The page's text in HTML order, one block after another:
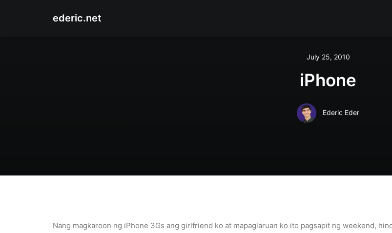
ederic.net
July 25, 2010
iPhone
Ederic Eder
Nang magkaroon ng iPhone 3Gs ang girlfriend ko at mapaglaruan ko ito pagsapit ng weekend,